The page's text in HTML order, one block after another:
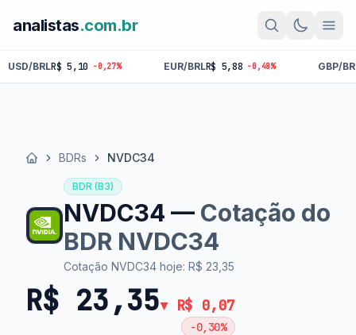
analistas.com.br
5,10 -0,27% EUR/BRL R$ 5,88 -0,48% GBP/BRL R$ 6,86 -
Início BDRs NVDC34
BDR (B3)
NVDC34 — Cotação do
BDR NVDC34
Cotação NVDC34 hoje: R$ 23,35
R$ 23,35▼ R$ 0,07
-0,30%